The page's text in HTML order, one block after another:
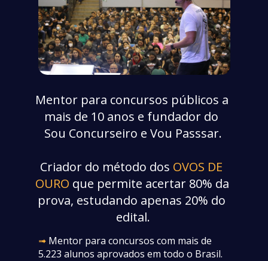
Mentor para concursos públicos a
mais de 10 anos e fundador do
Sou Concurseiro e Vou Passsar.
Criador do método dos OVOS DE
OURO que permite acertar 80% da
prova, estudando apenas 20% do
edital.
➟ Mentor para concursos com mais de
5.223 alunos aprovados em todo o Brasil.